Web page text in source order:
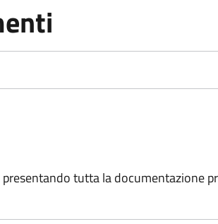
tutta la documentazione